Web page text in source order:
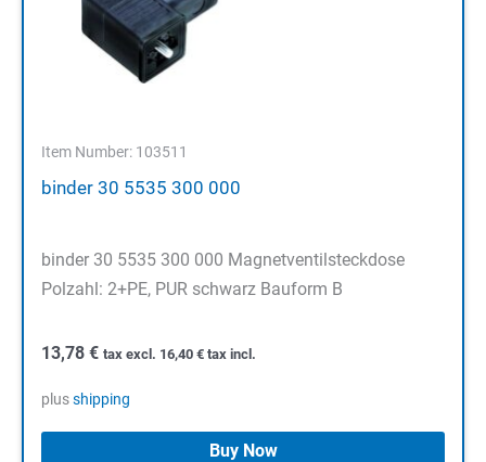
Item Number: 103511
binder 30 5535 300 000
binder 30 5535 300 000 Magnetventilsteckdose
Polzahl: 2+PE, PUR schwarz Bauform B
13,78 € tax excl. 16,40 € tax incl.
plusshipping
Buy Now